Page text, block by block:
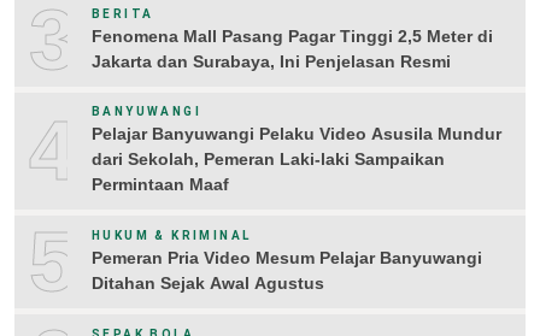
3 BERITA
Fenomena Mall Pasang Pagar Tinggi 2,5 Meter di
Jakarta dan Surabaya, Ini Penjelasan Resmi
4 BANYUWANGI
Pelajar Banyuwangi Pelaku Video Asusila Mundur
dari Sekolah, Pemeran Laki-laki Sampaikan
Permintaan Maaf
5 HUKUM & KRIMINAL
Pemeran Pria Video Mesum Pelajar Banyuwangi
Ditahan Sejak Awal Agustus